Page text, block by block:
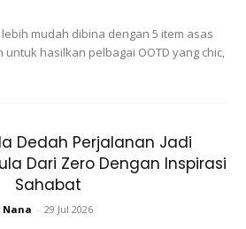
masukkan tembikai
tembikai susu dan Rockmelon yang
sesuaiakan dengan air masak. Jika
air gula mengikut
mudah dibina dengan 5 item asas
untuk hasilkan pelbagai OOTD yang chic,
Dedah Perjalanan Jadi
Dari Zero Dengan Inspirasi
Sahabat
Nana - 29 Jul 2026